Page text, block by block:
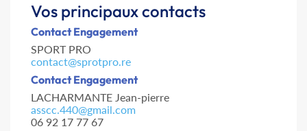
Vos principaux contacts
Contact Engagement
SPORT PRO
contact@sprotpro.re
Contact Engagement
LACHARMANTE Jean-pierre
asscc.440@gmail.com
06 92 17 77 67